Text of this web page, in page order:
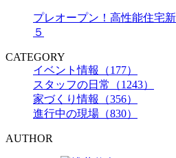
プレオープン！高性能住宅
５
CATEGORY
イベント情報（177）
スタッフの日常（1243）
家づくり情報（356）
進行中の現場（830）
AUTHOR